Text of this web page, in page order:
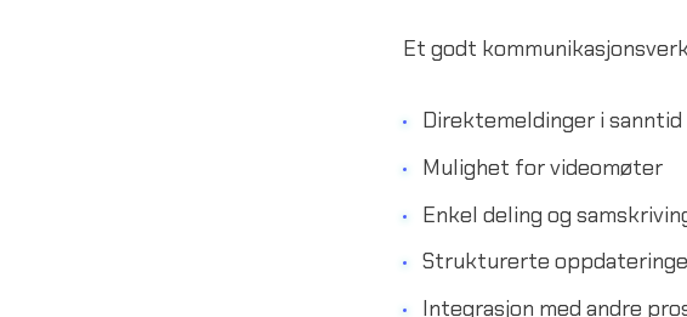
Et godt
Direktemeldinger i sanntid
Mulighet for videomøter
Enkel deling og
Strukturerte
Integrasjon med andre